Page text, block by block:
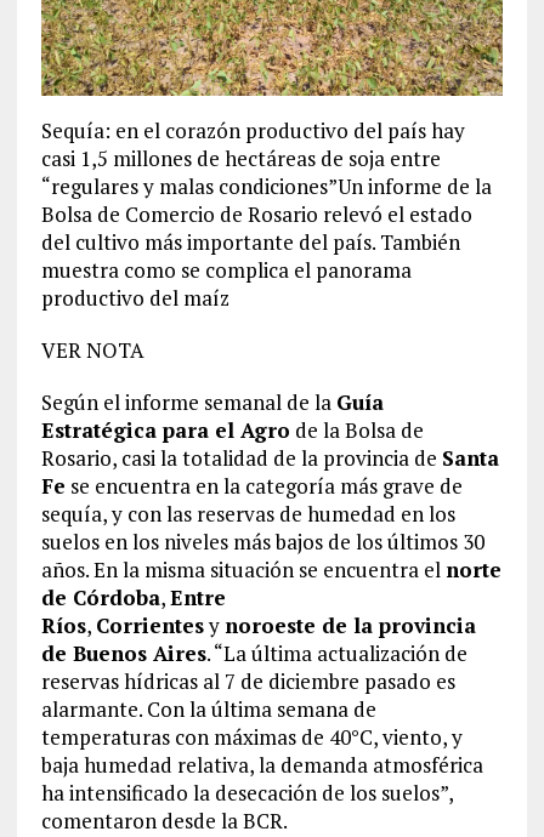
Sequía: en el corazón productivo del país hay
casi 1,5 millones de hectáreas de soja entre
“regulares y malas condiciones”Un informe de la
Bolsa de Comercio de Rosario relevó el estado
del cultivo más importante del país. También
muestra como se complica el panorama
productivo del maíz
VER NOTA
Según el informe semanal de la Guía
Estratégica para el Agro de la Bolsa de
Rosario, casi la totalidad de la provincia de Santa
Fe se encuentra en la categoría más grave de
sequía, y con las reservas de humedad en los
suelos en los niveles más bajos de los últimos 30
años. En la misma situación se encuentra el norte
de Córdoba,Entre
Ríos, Corrientesy noroeste de la provincia
de Buenos Aires. “La última actualización de
reservas hídricas al 7 de diciembre pasado es
alarmante. Con la última semana de
temperaturas con máximas de 40°C, viento, y
baja humedad relativa, la demanda atmosférica
ha intensificado la desecación de los suelos”,
comentaron desde la BCR.